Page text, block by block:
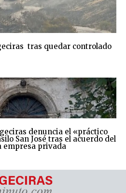
tras quedar controlado
denuncia el «práctico
San José tras el acuerdo del
empresa privada